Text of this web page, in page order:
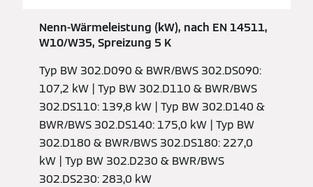
Nenn-Wärmeleistung (kW), nach EN 14511,
W10/W35, Spreizung 5 K
Typ BW 302.D090 & BWR/BWS 302.DS090:
107,2 kW | Typ BW 302.D110 & BWR/BWS
302.DS110: 139,8 kW | Typ BW 302.D140 &
BWR/BWS 302.DS140: 175,0 kW | Typ BW
302.D180 & BWR/BWS 302.DS180: 227,0
kW | Typ BW 302.D230 & BWR/BWS
302.DS230: 283,0 kW